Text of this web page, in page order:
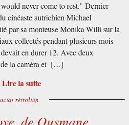
never come to rest." Dernier
cinéaste autrichien Michael
par sa monteuse Monika Willi sur la
collectés pendant plusieurs mois
en durer 12. Avec deux
de la caméra et […]
Lire la suite
rétrolien
de Ousmane